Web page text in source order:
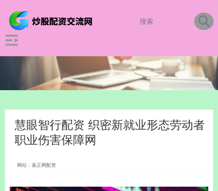
慧眼智行配资 织密新就业形态劳动者
职业伤害保障网
网站：嘉正网配资